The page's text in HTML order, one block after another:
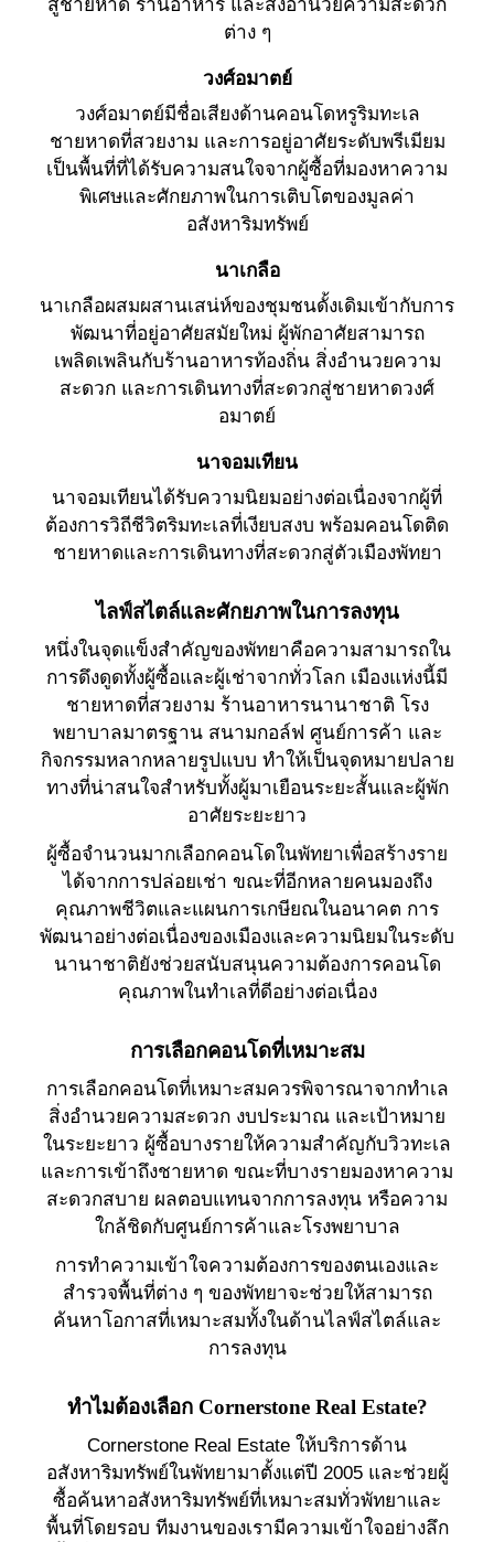
ต่าง ๆ
วงศ์อมาตย์
วงศ์อมาตย์มีชื่อเสียงด้านคอนโดหรูริมทะเล
ชายหาดที่สวยงาม และการอยู่อาศัยระดับพรีเมียม
เป็นพื้นที่ที่ได้รับความสนใจจากผู้ซื้อที่มองหาความ
พิเศษและศักยภาพในการเติบโตของมูลค่า
อสังหาริมทรัพย์
นาเกลือ
นาเกลือผสมผสานเสน่ห์ของชุมชนดั้งเดิมเข้ากับการ
พัฒนาที่อยู่อาศัยสมัยใหม่ ผู้พักอาศัยสามารถ
เพลิดเพลินกับร้านอาหารท้องถิ่น สิ่งอำนวยความ
สะดวก และการเดินทางที่สะดวกสู่ชายหาดวงศ์
อมาตย์
นาจอมเทียน
นาจอมเทียนได้รับความนิยมอย่างต่อเนื่องจากผู้ที่
ต้องการวิถีชีวิตริมทะเลที่เงียบสงบ พร้อมคอนโดติด
ชายหาดและการเดินทางที่สะดวกสู่ตัวเมืองพัทยา
ไลฟ์สไตล์และศักยภาพในการลงทุน
หนึ่งในจุดแข็งสำคัญของพัทยาคือความสามารถใน
การดึงดูดทั้งผู้ซื้อและผู้เช่าจากทั่วโลก เมืองแห่งนี้มี
ชายหาดที่สวยงาม ร้านอาหารนานาชาติ โรง
พยาบาลมาตรฐาน สนามกอล์ฟ ศูนย์การค้า และ
กิจกรรมหลากหลายรูปแบบ ทำให้เป็นจุดหมายปลาย
ทางที่น่าสนใจสำหรับทั้งผู้มาเยือนระยะสั้นและผู้พัก
อาศัยระยะยาว
ผู้ซื้อจำนวนมากเลือกคอนโดในพัทยาเพื่อสร้างราย
ได้จากการปล่อยเช่า ขณะที่อีกหลายคนมองถึง
คุณภาพชีวิตและแผนการเกษียณในอนาคต การ
พัฒนาอย่างต่อเนื่องของเมืองและความนิยมในระดับ
นานาชาติยังช่วยสนับสนุนความต้องการคอนโด
คุณภาพในทำเลที่ดีอย่างต่อเนื่อง
การเลือกคอนโดที่เหมาะสม
การเลือกคอนโดที่เหมาะสมควรพิจารณาจากทำเล
สิ่งอำนวยความสะดวก งบประมาณ และเป้าหมาย
ในระยะยาว ผู้ซื้อบางรายให้ความสำคัญกับวิวทะเล
และการเข้าถึงชายหาด ขณะที่บางรายมองหาความ
สะดวกสบาย ผลตอบแทนจากการลงทุน หรือความ
ใกล้ชิดกับศูนย์การค้าและโรงพยาบาล
การทำความเข้าใจความต้องการของตนเองและ
สำรวจพื้นที่ต่าง ๆ ของพัทยาจะช่วยให้สามารถ
ค้นหาโอกาสที่เหมาะสมทั้งในด้านไลฟ์สไตล์และ
การลงทุน
ทำไมต้องเลือก Cornerstone Real Estate?
Cornerstone Real Estate ให้บริการด้าน
อสังหาริมทรัพย์ในพัทยามาตั้งแต่ปี 2005 และช่วยผู้
ซื้อค้นหาอสังหาริมทรัพย์ที่เหมาะสมทั่วพัทยาและ
พื้นที่โดยรอบ ทีมงานของเรามีความเข้าใจอย่างลึก